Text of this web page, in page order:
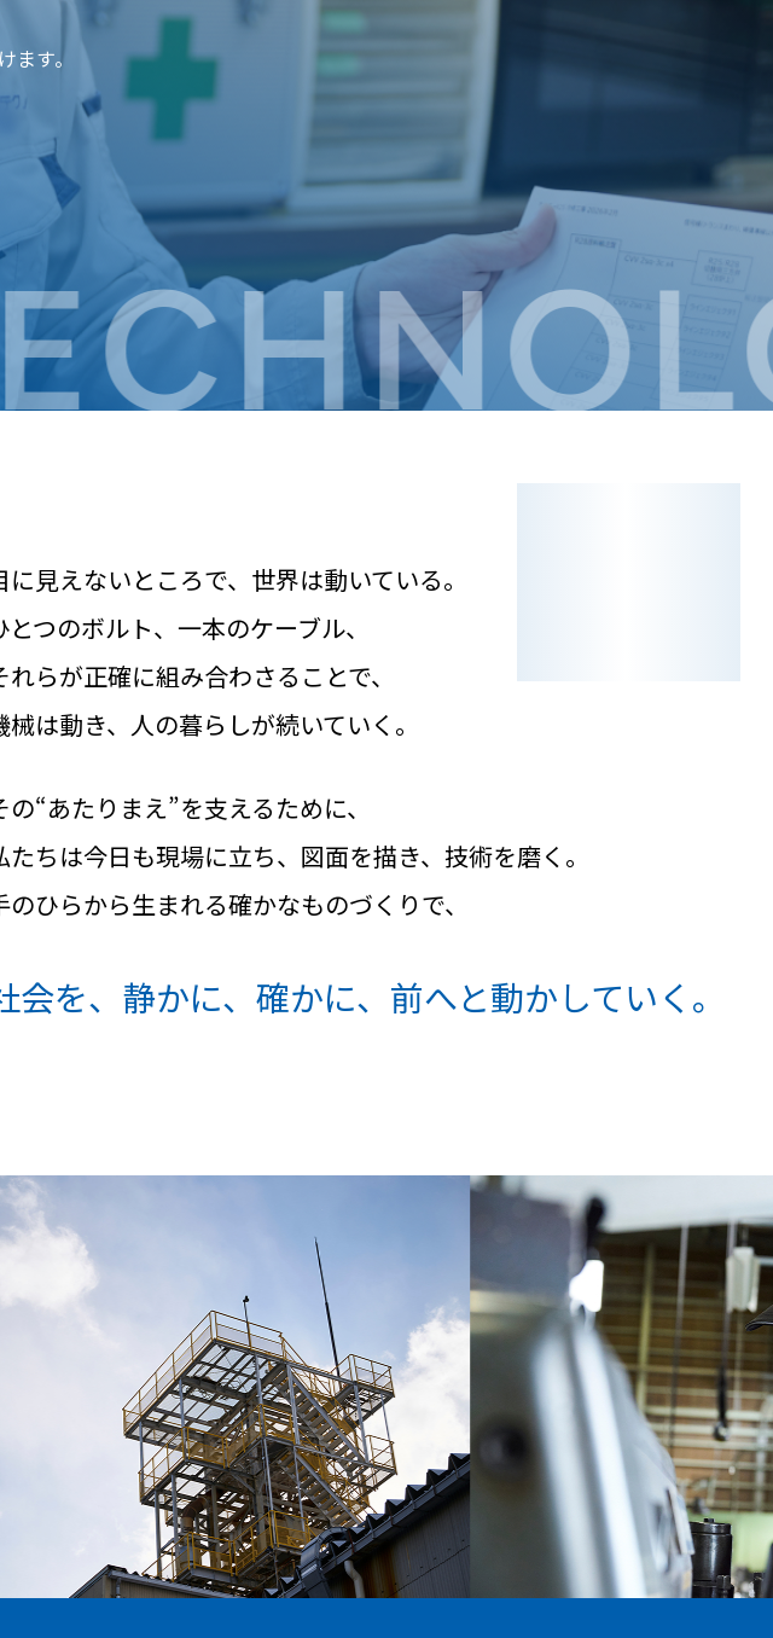
ます。
に見えないところで、世界は動いている。
とつのボルト、一本のケーブル、
れらが正確に組み合わさることで、
械は動き、人の暮らしが続いていく。
の“あたりまえ”を支えるために、
たちは今日も現場に立ち、図面を描き、技術を磨く。
のひらから生まれる確かなものづくりで、
会を、静かに、確かに、 前へと動かしていく。